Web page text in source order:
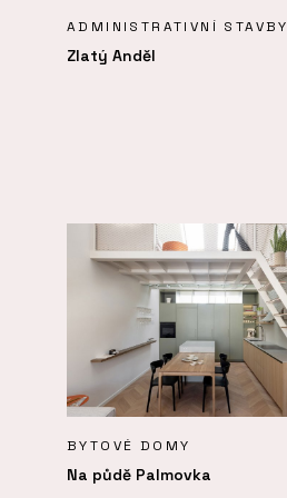
ADMINISTRATIVNÍ STAVBY
Zlatý Anděl
BYTOVÉ DOMY
Na půdě Palmovka